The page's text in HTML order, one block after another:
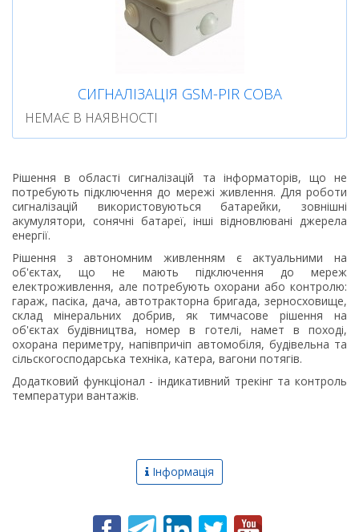
СИГНАЛІЗАЦІЯ GSM-PIR СОВА
НЕМАЄ В НАЯВНОСТІ
Рішення в області сигналізацій та інформаторів, що не
потребують підключення до мережі живлення. Для роботи
сигналізацій використовуються батарейки, зовнішні
акумулятори, сонячні батареї, інші відновлювані джерела
енергії.
Рішення з автономним живленням є актуальними на
об'єктах, що не мають підключення до мереж
електроживлення, але потребують охорани або контролю:
гараж, пасіка, дача, автотракторна бригада, зерносховище,
склад мінеральних добрив, як тимчасове рішення на
об'єктах будівництва, номер в готелі, намет в поході,
охорана периметру, напівпричіп автомобіля, будівельна та
сільскогосподарська техніка, катера, вагони потягів.
Додатковий функціонал - індикативний трекінг та контроль
температури вантажів.
Інформація
Про компанію